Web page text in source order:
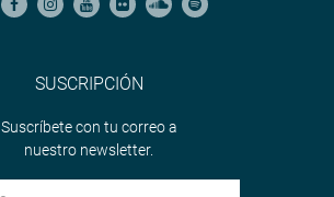
SUSCRIPCIÓN
Suscríbete con tu correo a
nuestro newsletter.